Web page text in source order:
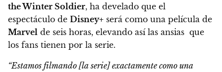
the Winter Soldier, ha develado que el
espectáculo de Disney+ será como una película de
Marvel de seis horas, elevando así las ansias que
los fans tienen por la serie.
“Estamos filmando [la serie] exactamente como una